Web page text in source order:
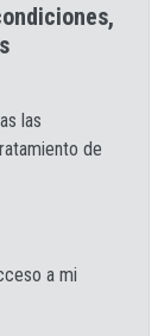
las
de
a mi